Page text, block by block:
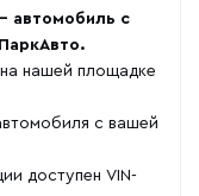
автомобиль с
нашей площадке
с вашей
доступен VIN-